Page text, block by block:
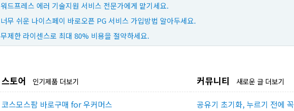
워드프레스 에러 기술지원 서비스 전문가에게 맡기세요.
너무 쉬운 나이스페이 바로오픈 PG 서비스 가입방법 알아두세요.
무제한 라이센스로 최대 80% 비용을 절약하세요.
스토어 인기제품 더보기
코스모스팜 바로구매 for 우커머스
커뮤니티 새로운 글 더보기
공유기 초기화, 누르기 전에